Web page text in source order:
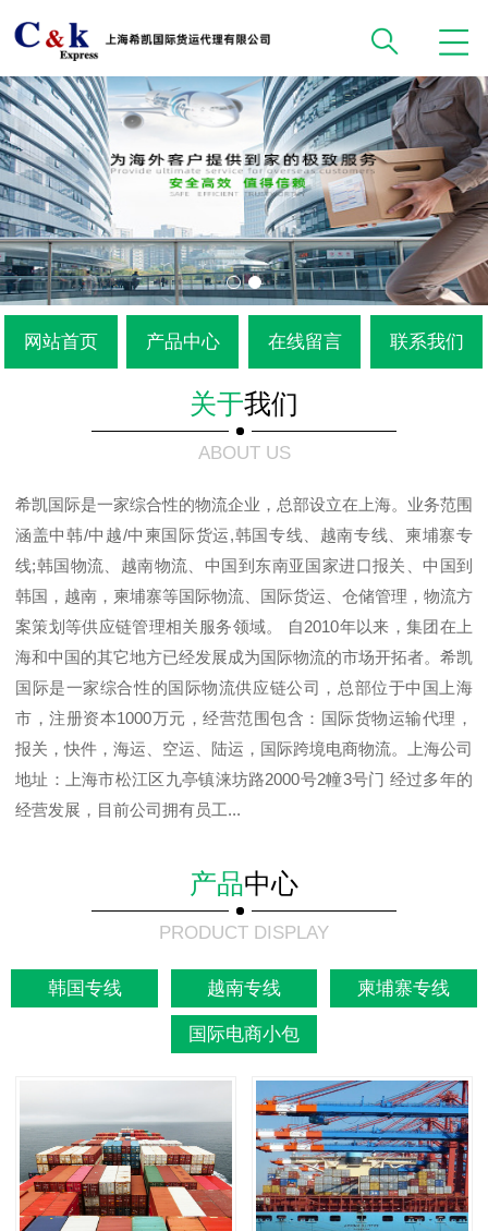
网站首页 产品中心 在线留言 联系我们
关于我们
ABOUT US
希凯国际是一家综合性的物流企业，总部设立在上海。业务范围
涵盖中韩/中越/中柬国际货运,韩国专线、越南专线、柬埔寨专
线;韩国物流、越南物流、中国到东南亚国家进口报关、中国到
韩国，越南，柬埔寨等国际物流、国际货运、仓储管理，物流方
案策划等供应链管理相关服务领域。 自2010年以来，集团在上
海和中国的其它地方已经发展成为国际物流的市场开拓者。希凯
国际是一家综合性的国际物流供应链公司，总部位于中国上海
市，注册资本1000万元，经营范围包含：国际货物运输代理，
报关，快件，海运、空运、陆运，国际跨境电商物流。上海公司
地址：上海市松江区九亭镇涞坊路2000号2幢3号门 经过多年的
经营发展，目前公司拥有员工...
产品中心
PRODUCT DISPLAY
韩国专线 越南专线 柬埔寨专线
国际电商小包